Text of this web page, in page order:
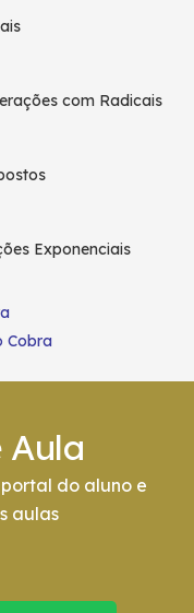
com Radicais
Exponenciais
Cobra
Aula
do aluno e
aulas